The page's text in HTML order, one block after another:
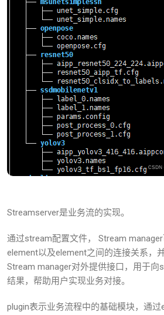
Streamserver是业务流的实现。
通过stream配置文件， Stream
element以及element之间的连接关系，
Stream manager对外提供接口，用于向
结果，帮助用户实现业务对接。
plugin表示业务流程中的基础模块，通